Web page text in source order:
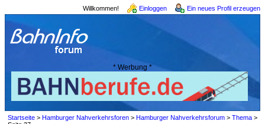
Willkommen! Einloggen Ein neues Profil erzeugen
* Werbung *
Startseite > Hamburger Nahverkehrsforen > Hamburger Nahverkehrsforum > Thema >